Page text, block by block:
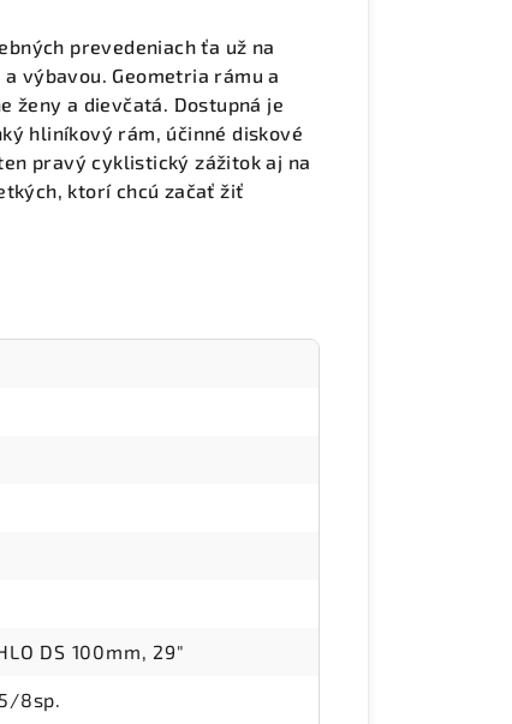
prevedeniach ťa už na
výbavou. Geometria rámu a
ženy a dievčatá. Dostupná je
hliníkový rám, účinné diskové
pravý cyklistický zážitok aj na
ktorí chcú začať žiť
DS 100mm, 29"
8sp.